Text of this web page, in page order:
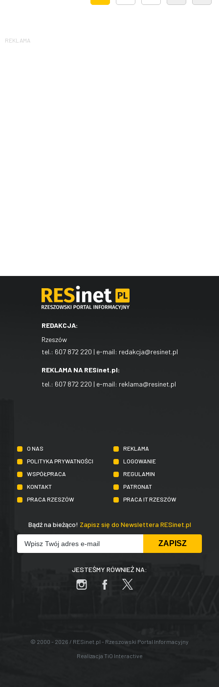
REKLAMA
REDAKCJA:
Rzeszów
tel.: 607 872 220 | e-mail: redakcja@resinet.pl
REKLAMA NA RESinet.pl:
tel.: 607 872 220 | e-mail: reklama@resinet.pl
O NAS
REKLAMA
POLITYKA PRYWATNOŚCI
LOGOWANIE
WSPÓŁPRACA
REGULAMIN
KONTAKT
PATRONAT
PRACA RZESZÓW
PRACA IT RZESZÓW
Bądź na bieżąco! Zapisz się do Newslettera RESinet.pl
JESTEŚMY RÓWNIEŻ NA:
© 2000 - 2026 / RESinet.pl - Rzeszowski Portal Informacyjny
Realizacja TiO Interactive